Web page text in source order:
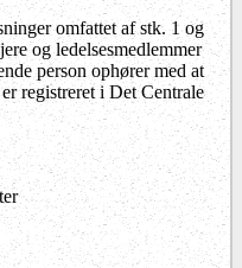
omfattet af stk. 1 og
og ledelsesmedlemmer
person ophører med at
registreret i Det Centrale